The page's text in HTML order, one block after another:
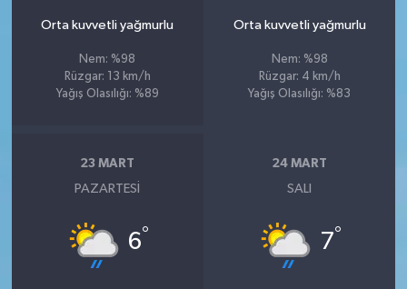
Orta kuvvetli yağmurlu
Nem: %98
Rüzgar: 13 km/h
Yağış Olasılığı: %89
Orta kuvvetli yağmurlu
Nem: %98
Rüzgar: 4 km/h
Yağış Olasılığı: %83
23 MART
PAZARTESI
6°
24 MART
SALI
7°